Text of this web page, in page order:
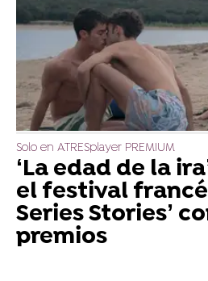
Solo en ATRESplayer PREMIUM
‘La edad de la
el festival
Series Stories’
premios